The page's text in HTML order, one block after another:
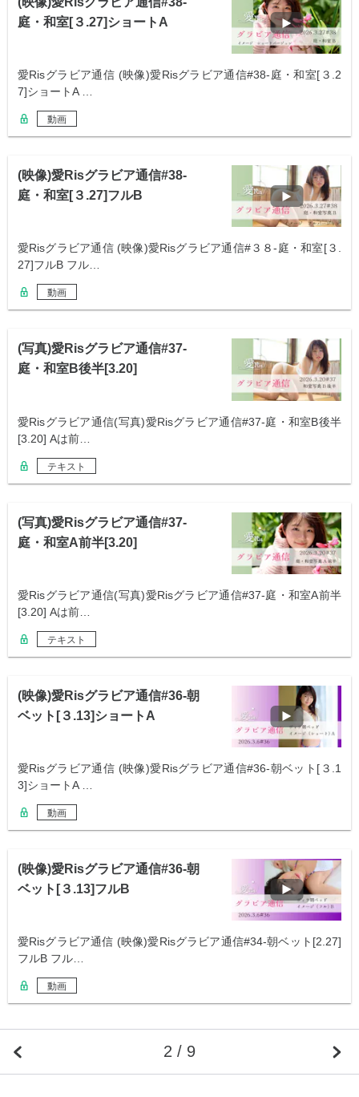
庭・和室[３.27]ショートA
愛Risグラビア通信 (映像)愛Risグラビア通信#38-庭・和室[３.2
7]ショートA …
動画
(映像)愛Risグラビア通信#38-
庭・和室[３.27]フルB
愛Risグラビア通信 (映像)愛Risグラビア通信#３８-庭・和室[３.
27]フルB フル…
動画
(写真)愛Risグラビア通信#37-
庭・和室B後半[3.20]
愛Risグラビア通信(写真)愛Risグラビア通信#37-庭・和室B後半
[3.20] Aは前…
テキスト
(写真)愛Risグラビア通信#37-
庭・和室A前半[3.20]
愛Risグラビア通信(写真)愛Risグラビア通信#37-庭・和室A前半
[3.20] Aは前…
テキスト
(映像)愛Risグラビア通信#36-朝
ベット[３.13]ショートA
愛Risグラビア通信 (映像)愛Risグラビア通信#36-朝ベット[３.1
3]ショートA …
動画
(映像)愛Risグラビア通信#36-朝
ベット[３.13]フルB
愛Risグラビア通信 (映像)愛Risグラビア通信#34-朝ベット[2.27]
フルB フル…
動画
2 / 9